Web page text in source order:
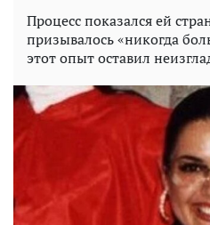
Процесс показался ей
призывалось «никогда
этот опыт оставил